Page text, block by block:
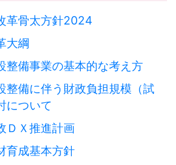
革骨太方針2024
大綱
整備事業の基本的な考え方
整備に伴う財政負担規模（試
について
ＤＸ推進計画
育成基本方針